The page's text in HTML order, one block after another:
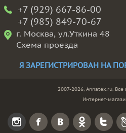
+7 (929) 667-86-00
+7 (985) 849-70-67
г. Москва, ул.Уткина 48
Схема проезда
Я ЗАРЕГИСТРИРОВАН НА
2007-2026, Annatex.ru,
Интернет-